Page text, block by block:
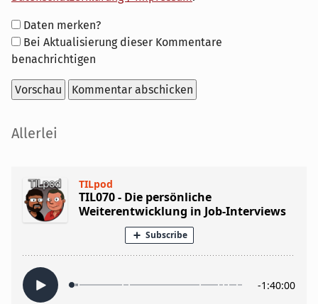
Formular-
Optionen
Daten merken?
Bei Aktualisierung dieser Kommentare
benachrichtigen
Seitenleiste
Allerlei